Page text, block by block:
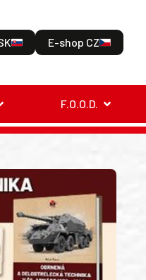
E-shop CZ
F.O.O.D.